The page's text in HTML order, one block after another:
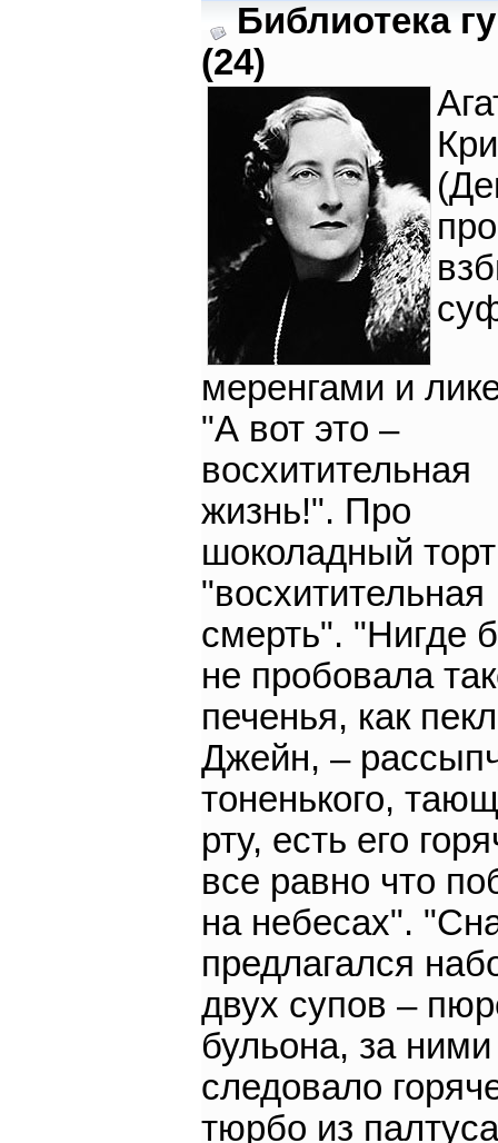
Библиотека
(24)
про
меренгами и
"А вот это –
восхитительная
жизнь!". Про
шоколадный
"восхитительная
смерть". "Нигде
не пробовала
печенья, как
Джейн, –
тоненького,
рту, есть его
все равно что
на небесах".
предлагался
двух супов –
бульона, за ними
следовало
тюрбо из